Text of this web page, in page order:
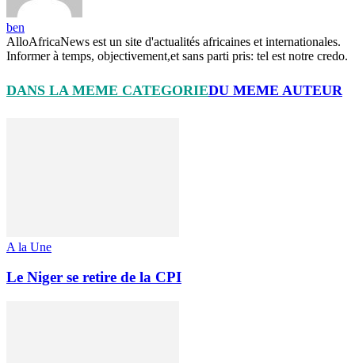
ben
AlloAfricaNews est un site d'actualités africaines et internationales.
Informer à temps, objectivement,et sans parti pris: tel est notre credo.
DANS LA MEME CATEGORIEDU MEME AUTEUR
A la Une
Le Niger se retire de la CPI